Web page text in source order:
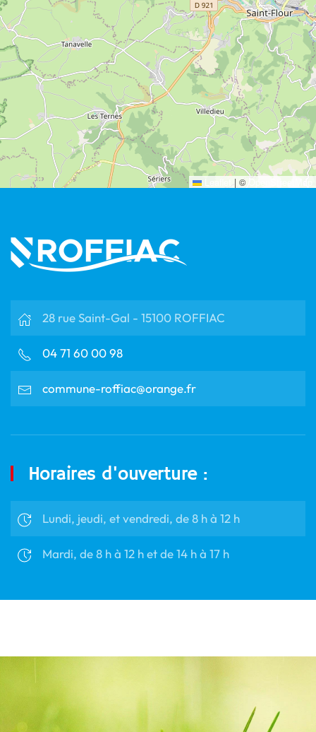
| ©
28 rue Saint-Gal - 15100 ROFFIAC
04 71 60 00 98
commune-roffiac@orange.fr
Horaires d'ouverture :
Lundi, jeudi, et vendredi, de 8 h à 12 h
Mardi, de 8 h à 12 h et de 14 h à 17 h